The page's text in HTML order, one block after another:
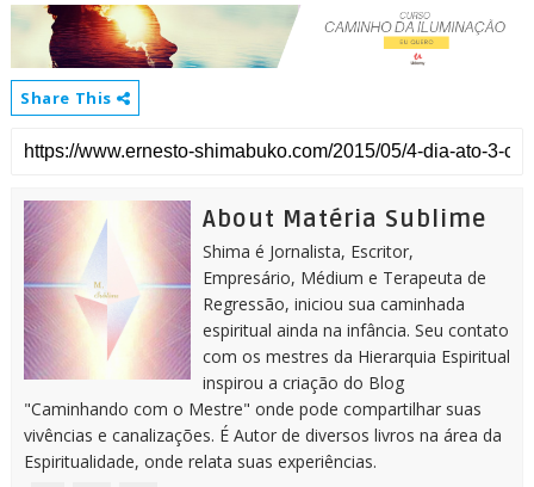
Share This
About Matéria Sublime
Shima é Jornalista, Escritor,
Empresário, Médium e Terapeuta de
Regressão, iniciou sua caminhada
espiritual ainda na infância. Seu contato
com os mestres da Hierarquia Espiritual
inspirou a criação do Blog
"Caminhando com o Mestre" onde pode compartilhar suas
vivências e canalizações. É Autor de diversos livros na área da
Espiritualidade, onde relata suas experiências.